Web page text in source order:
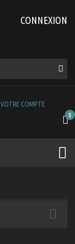
CONNEXION
VOTRE COMPTE
0